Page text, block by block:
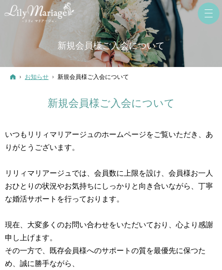
新規会員様ご入会について
ホーム
お知らせ 新規会員様ご入会について
新規会員様ご入会について
いつもリリィマリアージュのホームページをご覧いただき、あ
りがとうございます。
リリィマリアージュでは、会員数に上限を設け、会員様お一人
おひとりの状況やお気持ちにしっかりと向き合いながら、丁寧
な婚活サポートを行っております。
現在、大変多くのお問い合わせをいただいており、心より感謝
申し上げます。
その一方で、既存会員様へのサポートの質を最優先に保つた
め、誠に勝手ながら、